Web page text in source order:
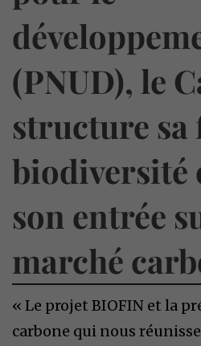
(PNUD), le
structure sa
biodiversité
son entrée
marché
« Le projet BIOFIN et la
carbone qui nous